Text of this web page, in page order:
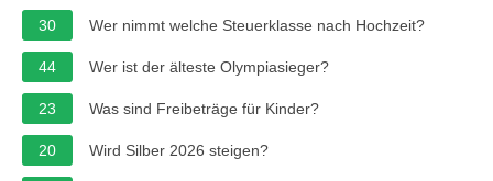
30
Wer nimmt welche Steuerklasse nach Hochzeit?
44 Wer ist der älteste Olympiasieger?
23 Was sind Freibeträge für Kinder?
20 Wird Silber 2026 steigen?